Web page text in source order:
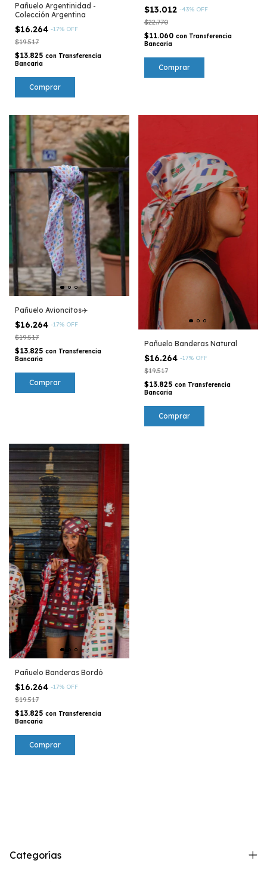
Pañuelo Argentinidad -
Colección Argentina
$16.264 -17% OFF
$19.517
$13.825 con Transferencia
Bancaria
$13.012 -43% OFF
$22.770
$11.060 con Transferencia
Bancaria
Pañuelo Avioncitos✈️
$16.264 -17% OFF
$19.517
$13.825 con Transferencia
Bancaria
Pañuelo Banderas Natural
$16.264 -17% OFF
$19.517
$13.825 con Transferencia
Bancaria
Pañuelo Banderas Bordó
$16.264 -17% OFF
$19.517
$13.825 con Transferencia
Bancaria
Categorías